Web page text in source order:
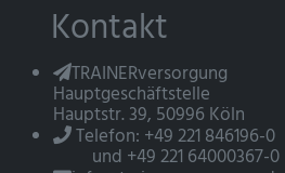
Kontakt
TRAINERversorgung
Hauptgeschäftstelle
Hauptstr. 39, 50996 Köln
Telefon: +49 221 846196-0
und +49 221 64000367-0